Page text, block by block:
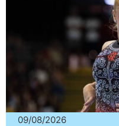
09/08/2026